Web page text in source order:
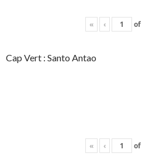
« ‹ of
Cap Vert : Santo Antao
« ‹ of